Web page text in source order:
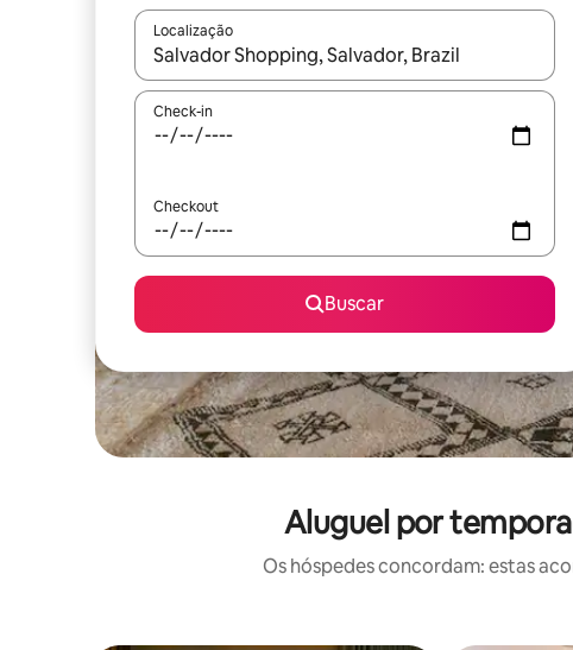
Localização
Quando os resultados estiverem disponíveis, explore-
Check-in
Checkout
Buscar
Aluguel por
Os hóspedes concordam: estas